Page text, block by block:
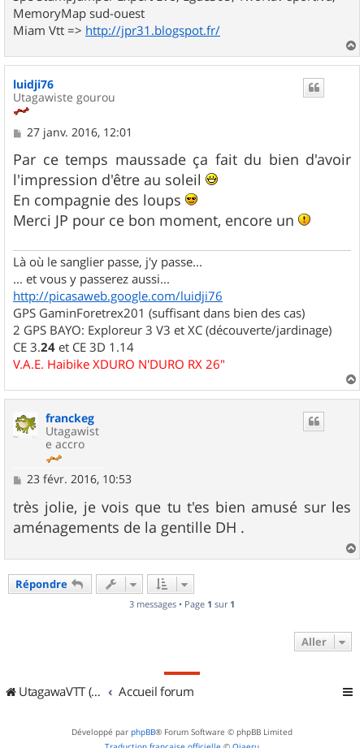
MemoryMap sud-ouest
Miam Vtt => http://jpr31.blogspot.fr/
a
u
luidji76
Utagawiste gourou
M
s
s
a
g
e
27 janv. 2016, 12:01
Par ce temps maussade ça fait du bien d'avoir
l'impression d'être au soleil
En compagnie des loups
Merci JP pour ce bon moment, encore un
Là où le sanglier passe, j'y passe...
... et vous y passerez aussi...
http://picasaweb.google.com/luidji76
GPS GaminForetrex201 (suffisant dans bien des cas)
2 GPS BAYO: Exploreur 3 V3 et XC (découverte/jardinage)
CE 3.24 et CE 3D 1.14
V.A.E. Haibike XDURO N'DURO RX 26"
a
franckeg
Utagawist
e accro
M
s
s
a
e
23 févr. 2016, 10:53
très jolie, je vois que tu t'es bien amusé sur les
aménagements de la gentille DH .
a
Répondre
3 messages • Page 1 sur 1
Aller
UtagawaVTT (Randos VTT et VTTAE avec traces GPS) Accueil forum
Développé par phpBB® Forum Software © phpBB Limited